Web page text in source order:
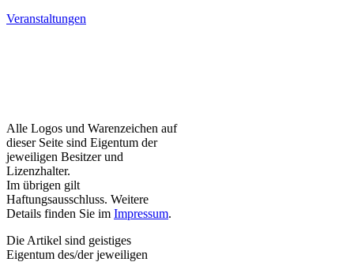
Veranstaltungen
Alle Logos und Warenzeichen auf
dieser Seite sind Eigentum der
jeweiligen Besitzer und
Lizenzhalter.
Im übrigen gilt
Haftungsausschluss. Weitere
Details finden Sie im Impressum.
Die Artikel sind geistiges
Eigentum des/der jeweiligen